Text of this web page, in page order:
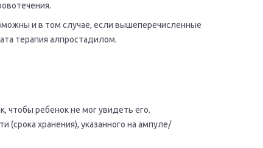
и в том случае, если вышеперечисленные
терапия алпростадилом.
чтобы ребенок не мог увидеть его.
(срока хранения), указанного на ампуле/